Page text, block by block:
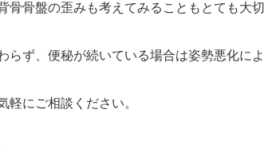
骨骨盤の歪みも考えてみることもとても大切
らず、便秘が続いている場合は姿勢悪化によ
軽にご相談ください。